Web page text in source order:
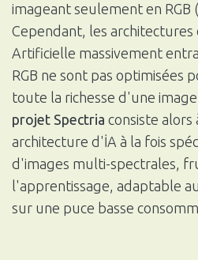
imageant seulement en RGB
Cependant, les
Artificielle massivement
RGB ne sont pas optimisées
toute la richesse d'une
projet Spectria consiste alors
architecture d'İA à la fois
d'images multi-spectrales,
l'apprentissage, adaptable
sur une puce basse